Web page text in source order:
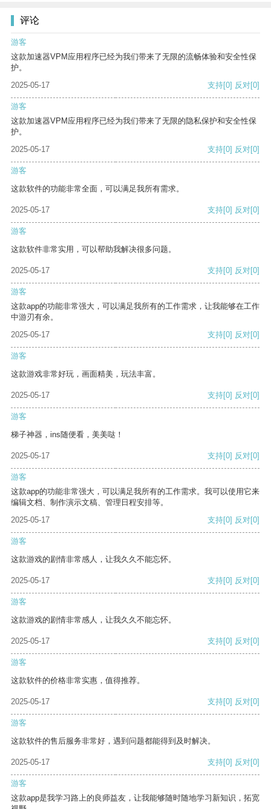
评论
游客
这款加速器VPM应用程序已经为我们带来了无限的流畅体验和安全性保
护。
2025-05-17
支持[0] 反对[0]
游客
这款加速器VPM应用程序已经为我们带来了无限的隐私保护和安全性保
护。
2025-05-17
支持[0] 反对[0]
游客
这款软件的功能非常全面，可以满足我所有需求。
2025-05-17 支持[0] 反对[0]
游客
这款软件非常实用，可以帮助我解决很多问题。
2025-05-17 支持[0] 反对[0]
游客
这款app的功能非常强大，可以满足我所有的工作需求，让我能够在工作
中游刃有余。
2025-05-17
支持[0] 反对[0]
游客
这款游戏非常好玩，画面精美，玩法丰富。
2025-05-17 支持[0] 反对[0]
游客
梯子神器，ins随便看，美美哒！
2025-05-17 支持[0] 反对[0]
游客
这款app的功能非常强大，可以满足我所有的工作需求。我可以使用它来
编辑文档、制作演示文稿、管理日程安排等。
2025-05-17
支持[0] 反对[0]
游客
这款游戏的剧情非常感人，让我久久不能忘怀。
2025-05-17 支持[0] 反对[0]
游客
这款游戏的剧情非常感人，让我久久不能忘怀。
2025-05-17 支持[0] 反对[0]
游客
这款软件的价格非常实惠，值得推荐。
2025-05-17 支持[0] 反对[0]
游客
这款软件的售后服务非常好，遇到问题都能得到及时解决。
2025-05-17 支持[0] 反对[0]
游客
这款app是我学习路上的良师益友，让我能够随时随地学习新知识，拓宽